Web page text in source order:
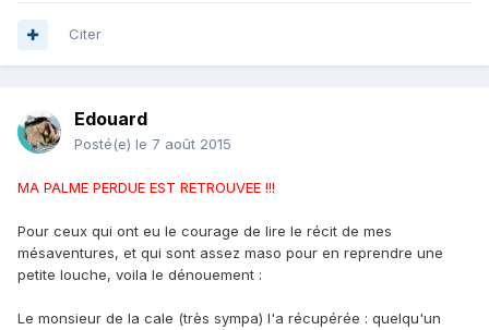
Citer
Edouard
Posté(e) le 7 août 2015
MA PALME PERDUE EST RETROUVEE !!!
Pour ceux qui ont eu le courage de lire le récit de mes
mésaventures, et qui sont assez maso pour en reprendre une
petite louche, voila le dénouement :
Le monsieur de la cale (très sympa) l'a récupérée : quelqu'un